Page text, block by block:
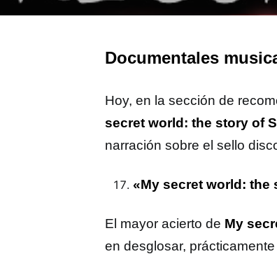
Documentales
Hoy, en la sección de
secret world: the story of
narración sobre el sello
«My secret world: the
El mayor acierto de My
en desglosar,